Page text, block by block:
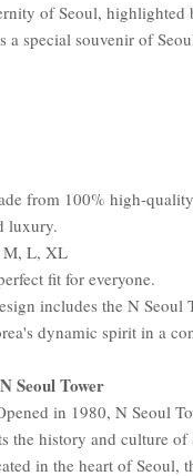
of Seoul, highlighted
a special souvenir of
from 100% high-
luxury.
M, L, XL
fit for everyone.
includes the N Seoul
dynamic spirit in a
Seoul Tower
in 1980, N Seoul
the history and culture of
in the heart of Seoul,